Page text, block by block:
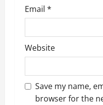
Email *
Website
Save my name,
browser for the